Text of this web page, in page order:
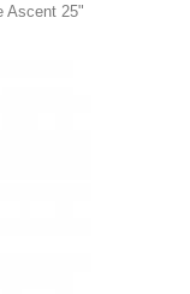
Ascent 25"